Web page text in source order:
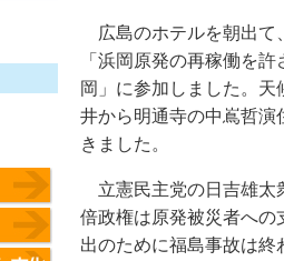
広島のホテルを朝出て
「浜岡原発の再稼働を
岡」に参加しました。
井から明通寺の中嶌哲演
きました。
立憲民主党の日吉雄太
倍政権は原発被災者への
出のために福島事故は